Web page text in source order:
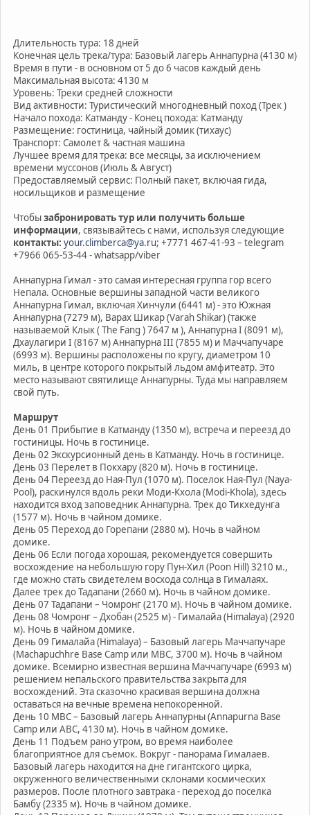
Длительность тура: 18 дней
Конечная цель трека/тура: Базовый лагерь Аннапурна (4130 м)
Время в пути - в основном от 5 до 6 часов каждый день
Максимальная высота: 4130 м
Уровень: Треки средней сложности
Вид активности: Туристический многодневный поход (Трек )
Начало похода: Катманду - Конец похода: Катманду
Размещение: гостиница, чайный домик (тихаус)
Транспорт: Самолет & частная машина
Лучшее время для трека: все месяцы, за исключением
времени муссонов (Июль & Август)
Предоставляемый сервис: Полный пакет, включая гида,
носильщиков и размещение
Чтобызабронировать тур или получить больше
информации, связывайтесь с нами, используя следующие
контакты: your.climberca@ya.ru; +7771 467-41-93 – telegram
+7966 065-53-44 - whatsapp/viber
Аннапурна Гимал - это самая интересная группа гор всего
Непала. Основные вершины западной части великого
Аннапурна Гимал, включая Хинчули (6441 м) - это Южная
Аннапурна (7279 м), Варах Шикар (Varah Shikar) (также
называемой Клык ( The Fang ) 7647 м ), Аннапурна I (8091 м),
Дхаулагири I (8167 м) Аннапурна III (7855 м) и Маччапучаре
(6993 м). Вершины расположены по кругу, диаметром 10
миль, в центре которого покрытый льдом амфитеатр. Это
место называют святилище Аннапурны. Туда мы направляем
свой путь.
Маршрут
День 01 Прибытие в Катманду (1350 м), встреча и переезд до
гостиницы. Ночь в гостинице.
День 02 Экскурсионный день в Катманду. Ночь в гостинице.
День 03 Перелет в Покхару (820 м). Ночь в гостинице.
День 04 Переезд до Ная-Пул (1070 м). Поселок Ная-Пул (Naya-
Pool), раскинулся вдоль реки Моди-Кхола (Modi-Khola), здесь
находится вход заповедник Аннапурна. Трек до Тикхедунга
(1577 м). Ночь в чайном домике.
День 05 Переход до Горепани (2880 м). Ночь в чайном
домике.
День 06 Если погода хорошая, рекомендуется совершить
восхождение на небольшую гору Пун-Хил (Poon Hill) 3210 м.,
где можно стать свидетелем восхода солнца в Гималаях.
Далее трек до Тадапани (2660 м). Ночь в чайном домике.
День 07 Тадапани – Чомронг (2170 м). Ночь в чайном домике.
День 08 Чомронг – Дхобан (2525 м) - Гималайа (Himalaya) (2920
м). Ночь в чайном домике.
День 09 Гималайа (Himalaya) – Базовый лагерь Маччапучаре
(Machapuchhre Base Camp или MBC, 3700 м). Ночь в чайном
домике. Всемирно известная вершина Маччапучаре (6993 м)
решением непальского правительства закрыта для
восхождений. Эта сказочно красивая вершина должна
оставаться на вечные времена непокоренной.
День 10 MBC – Базовый лагерь Аннапурны (Annapurna Base
Camp или ABC, 4130 м). Ночь в чайном домике.
День 11 Подъем рано утром, во время наиболее
благоприятное для съемок. Вокруг - панорама Гималаев.
Базовый лагерь находится на дне гигантского цирка,
окруженного величественными склонами космических
размеров. После плотного завтрака - переход до поселка
Бамбу (2335 м). Ночь в чайном домике.